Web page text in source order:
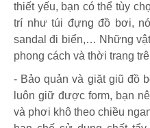
thiết yếu, bạn có thể tùy
trí như túi đựng đồ bơi,
sandal đi biển,… Những
phong cách và thời trang
- Bảo quản và giặt giũ đồ
luôn giữ được form, bạn
và phơi khô theo chiều